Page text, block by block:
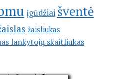
įgūdžiai šventė
žaisliukas
by Compete Themes.